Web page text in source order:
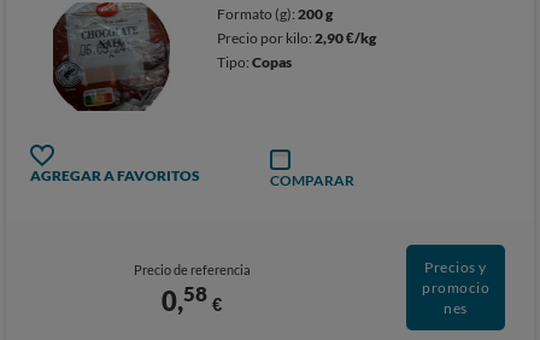
Formato (g):200 g
Precio por kilo:2,90 €/kg
Tipo:Copas
AGREGAR A FAVORITOS COMPARAR
Precio de referencia
0,58 €
Precios y
promocio
nes